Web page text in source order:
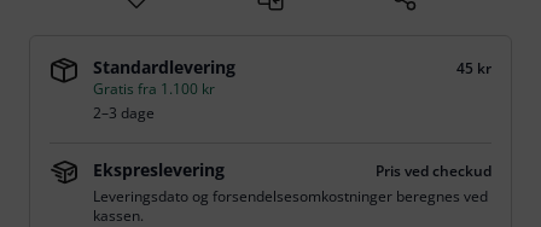
Standardlevering
45 kr
Gratis fra 1.100 kr
2–3 dage
Ekspreslevering
Pris ved checkud
Leveringsdato og forsendelsesomkostninger beregnes ved
kassen.